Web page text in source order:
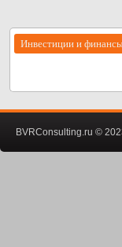
Инвестиции и
BVRConsulting.ru ©